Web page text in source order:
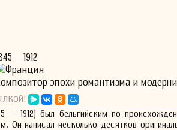
– 1912
Франция
эпохи романтизма и
— 1912) был бельгийским по
Он написал несколько десятков